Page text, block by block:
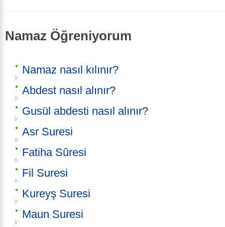
Namaz Öğreniyorum
Namaz nasıl kılınır?
Abdest nasıl alınır?
Gusül abdesti nasıl alınır?
Asr Suresi
Fatiha Sûresi
Fil Suresi
Kureyş Suresi
Maun Suresi